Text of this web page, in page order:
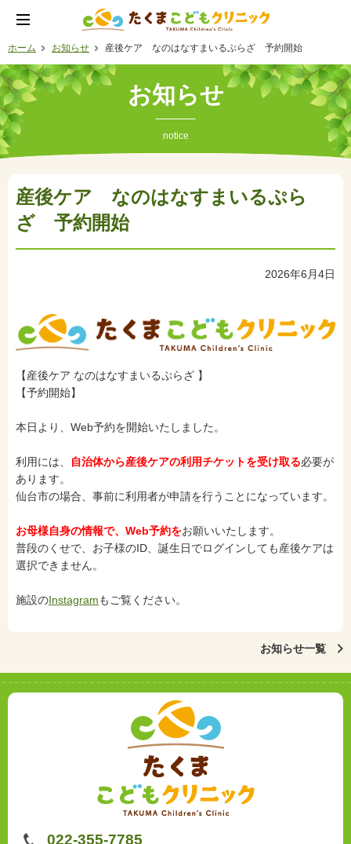
ホーム お知らせ 産後ケア なのはなすまいるぷらざ 予約開始
お知らせ
notice
産後ケア なのはなすまいるぷら
ざ 予約開始
2026年6月4日
【産後ケア なのはなすまいるぷらざ 】
【予約開始】
本日より、Web予約を開始いたしました。
利用には、 自治体から産後ケアの利用チケットを受け取る必要が
あります。
仙台市の場合、事前に利用者が申請を行うことになっています。
お母様自身の情報で、Web予約をお願いいたします。
普段のくせで、お子様のID、誕生日でログインしても産後ケアは
選択できません。
施設のInstagramもご覧ください。
お知らせ一覧
022-355-7785